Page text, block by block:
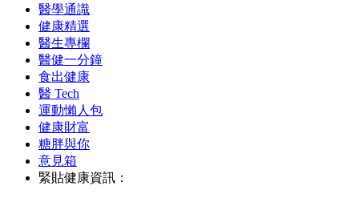
醫學通識
健康精選
醫生專欄
醫健一分鐘
食出健康
醫 Tech
運動懶人包
健康財富
糖胖與你
意見箱
緊貼健康資訊：